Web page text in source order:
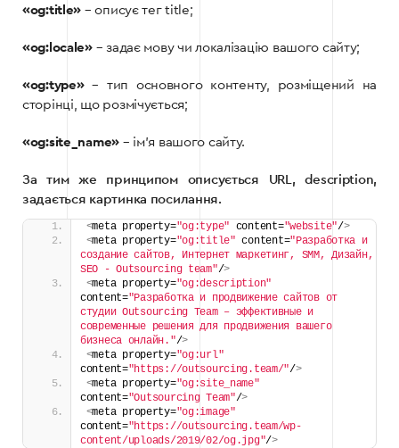
«og:title» – описує тег title;
«og:locale»– задає мову чи локалізацію вашого сайту;
«og:type»– тип основного контенту, розміщений на
сторінці, що розмічується;
«og:site_name» – ім’я вашого сайту.
За тим же принципом описується URL, description,
задається картинка посилання.
<meta property="og:type" content="website"/>
<meta property="og:title" content="Разработка и
создание сайтов, Интернет маркетинг, SMM, Дизайн,
SEO - Outsourcing team"/>
<meta property="og:description"
content="Разработка и продвижение сайтов от
студии Outsourcing Team – эффективные и
современные решения для продвижения вашего
бизнеса онлайн."/>
<meta property="og:url"
content="https://outsourcing.team/"/>
<meta property="og:site_name"
content="Outsourcing Team"/>
<meta property="og:image"
content="https://outsourcing.team/wp-
content/uploads/2019/02/og.jpg"/>